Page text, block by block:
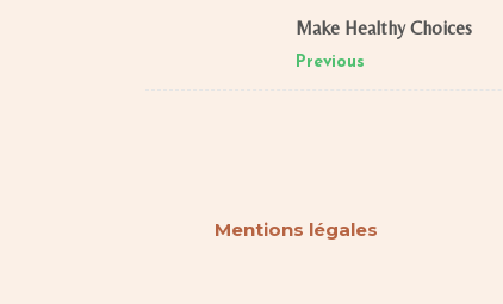
Make Healthy Choices
Previous
Mentions légales